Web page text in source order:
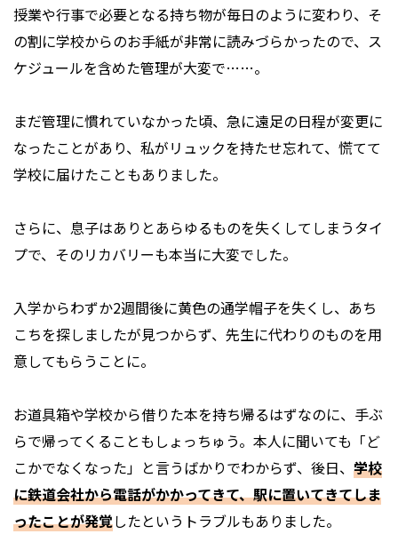
授業や行事で必要となる持ち物が毎日のように変わり、そ
の割に学校からのお手紙が非常に読みづらかったので、ス
ケジュールを含めた管理が大変で……。
まだ管理に慣れていなかった頃、急に遠足の日程が変更に
なったことがあり、私がリュックを持たせ忘れて、慌てて
学校に届けたこともありました。
さらに、息子はありとあらゆるものを失くしてしまうタイ
プで、そのリカバリーも本当に大変でした。
入学からわずか2週間後に黄色の通学帽子を失くし、あち
こちを探しましたが見つからず、先生に代わりのものを用
意してもらうことに。
お道具箱や学校から借りた本を持ち帰るはずなのに、手ぶ
らで帰ってくることもしょっちゅう。本人に聞いても「ど
こかでなくなった」と言うばかりでわからず、後日、 学校
に鉄道会社から電話がかかってきて、駅に置いてきてしま
ったことが発覚したというトラブルもありました。